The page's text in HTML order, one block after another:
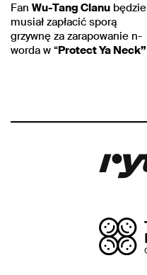
Fan Wu-Tang Clanu będzie
musiał zapłacić sporą
grzywnę za zarapowanie n-
worda w “Protect Ya Neck”